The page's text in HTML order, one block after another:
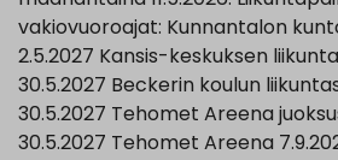
vakiovuoroajat: Kunnantalon
2.5.2027 Kansis-keskuksen
30.5.2027 Beckerin koulun
30.5.2027 Tehomet Areena
30.5.2027 Tehomet Areena